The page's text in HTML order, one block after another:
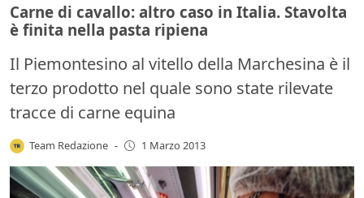
Carne di cavallo: altro caso in Italia. Stavolta
è finita nella pasta ripiena
Il Piemontesino al vitello della Marchesina è il
terzo prodotto nel quale sono state rilevate
tracce di carne equina
Team Redazione - 1 Marzo 2013